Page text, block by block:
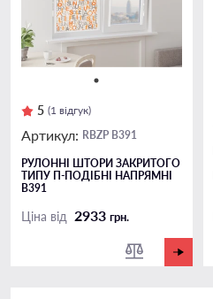
5 (1 відгук)
Артикул: RBZP B391
РУЛОННІ ШТОРИ ЗАКРИТОГО
ТИПУ П-ПОДIБНІ НАПРЯМНІ
B391
Ціна від 2933 грн.